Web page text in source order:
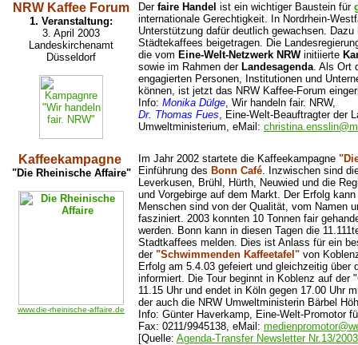
NRW Kaffee Forum
1. Veranstaltung:
3. April 2003
Landeskirchenamt
Düsseldorf
Derfaire Handel ist ein wichtiger Baustein für
internationale Gerechtigkeit. In Nordrhein-
Unterstützung dafür deutlich gewachsen.
Städtekaffees beigetragen. Die
die vom Eine-Welt-Netzwerk NRWinitiierte
sowie im Rahmen der Landesagenda. Als Ort
engagierten Personen, Institutionen und
können, ist jetzt das NRW Kaffee-Forum
Info: Monika Dülge, Wir handeln fair. NRW,
Dr. Thomas Fues, Eine-Welt-Beauftragter der
Umweltministerium, eMail:
Kaffeekampagne
"Die Rheinische Affaire"
www.die-rheinische-affaire.de
Im Jahr 2002 startete die Kaffeekampagne
Einführung des Bonn Café. Inzwischen sind
Leverkusen, Brühl, Hürth, Neuwied und die
und Vorgebirge auf dem Markt. Der Erfolg
Menschen sind von der Qualität, vom Namen
fasziniert. 2003 konnten 10 Tonnen fair
werden. Bonn kann in diesen Tagen die
Stadtkaffees melden. Dies ist Anlass für ein
der "Schwimmenden Kaffeetafel" von
Erfolg am 5.4.03 gefeiert und gleichzeitig über
informiert. Die Tour beginnt in Koblenz auf der
11.15 Uhr und endet in Köln gegen 17.00 Uhr
der auch die NRW Umweltministerin Bärbel
Info: Günter Haverkamp, Eine-Welt-Promotor
Fax: 0211/9945138, eMail:
[Quelle: Agenda-Transfer Newsletter Nr.13/2003